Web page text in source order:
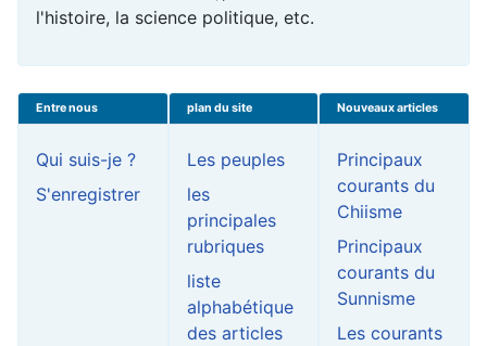
l'histoire, la science politique, etc.
Entre nous
Qui suis-je ?
S'enregistrer
plan du site
Les peuples
les
principales
rubriques
liste
alphabétique
des articles
Nouveaux articles
Principaux
courants du
Chiisme
Principaux
courants du
Sunnisme
Les courants